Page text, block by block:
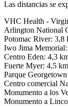
Las distancias se
VHC Health -
Arlington National
Potomac River: 3,8
Iwo Jima
Centro Eden: 4,3
Fuerte Myer: 4,5 km
Parque
Centro comercial
Monumento a los
Monumento a